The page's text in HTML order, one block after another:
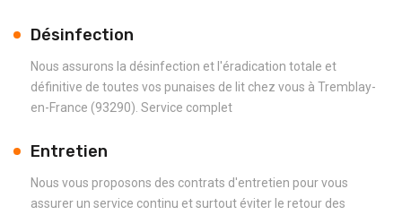
Désinfection
Nous assurons la désinfection et l'éradication totale et
définitive de toutes vos punaises de lit chez vous à Tremblay-
en-France (93290). Service complet
Entretien
Nous vous proposons des contrats d'entretien pour vous
assurer un service continu et surtout éviter le retour des